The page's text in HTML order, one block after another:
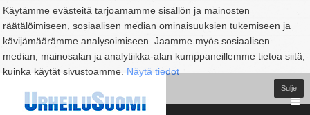
Käytämme evästeitä tarjoamamme sisällön ja mainosten
räätälöimiseen, sosiaalisen median ominaisuuksien tukemiseen ja
kävijämäärämme analysoimiseen. Jaamme myös sosiaalisen
median, mainosalan ja analytiikka-alan kumppaneillemme tietoa siitä,
kuinka käytät sivustoamme. Näytä tiedot
Sulje